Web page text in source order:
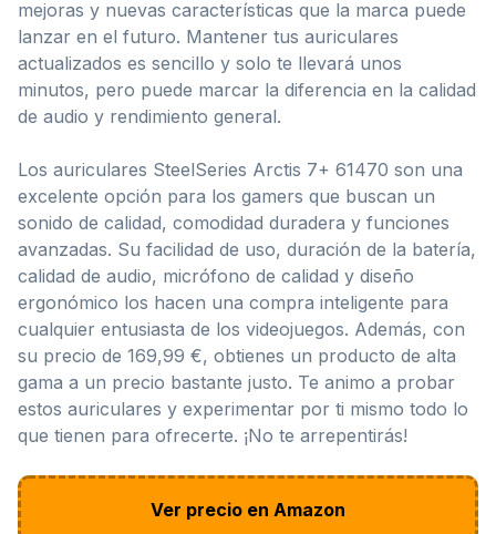
mejoras y nuevas características que la marca puede
lanzar en el futuro. Mantener tus auriculares
actualizados es sencillo y solo te llevará unos
minutos, pero puede marcar la diferencia en la calidad
de audio y rendimiento general.
Los auriculares SteelSeries Arctis 7+ 61470 son una
excelente opción para los gamers que buscan un
sonido de calidad, comodidad duradera y funciones
avanzadas. Su facilidad de uso, duración de la batería,
calidad de audio, micrófono de calidad y diseño
ergonómico los hacen una compra inteligente para
cualquier entusiasta de los videojuegos. Además, con
su precio de 169,99 €, obtienes un producto de alta
gama a un precio bastante justo. Te animo a probar
estos auriculares y experimentar por ti mismo todo lo
que tienen para ofrecerte. ¡No te arrepentirás!
Ver precio en Amazon